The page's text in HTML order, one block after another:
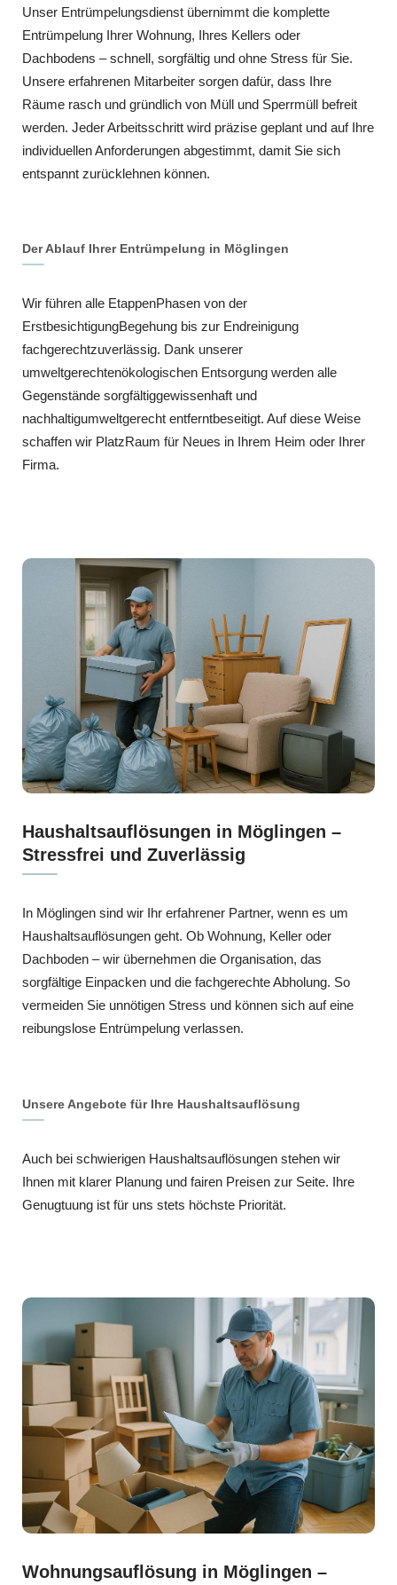
Unser Entrümpelungsdienst übernimmt die komplette
Entrümpelung Ihrer Wohnung, Ihres Kellers oder
Dachbodens – schnell, sorgfältig und ohne Stress für Sie.
Unsere erfahrenen Mitarbeiter sorgen dafür, dass Ihre
Räume rasch und gründlich von Müll und Sperrmüll befreit
werden. Jeder Arbeitsschritt wird präzise geplant und auf Ihre
individuellen Anforderungen abgestimmt, damit Sie sich
entspannt zurücklehnen können.
Der Ablauf Ihrer Entrümpelung in Möglingen
Wir führen alle EtappenPhasen von der
ErstbesichtigungBegehung bis zur Endreinigung
fachgerechtzuverlässig. Dank unserer
umweltgerechtenökologischen Entsorgung werden alle
Gegenstände sorgfältiggewissenhaft und
nachhaltigumweltgerecht entferntbeseitigt. Auf diese Weise
schaffen wir PlatzRaum für Neues in Ihrem Heim oder Ihrer
Firma.
Haushaltsauflösungen in Möglingen –
Stressfrei und Zuverlässig
In Möglingen sind wir Ihr erfahrener Partner, wenn es um
Haushaltsauflösungen geht. Ob Wohnung, Keller oder
Dachboden – wir übernehmen die Organisation, das
sorgfältige Einpacken und die fachgerechte Abholung. So
vermeiden Sie unnötigen Stress und können sich auf eine
reibungslose Entrümpelung verlassen.
Unsere Angebote für Ihre Haushaltsauflösung
Auch bei schwierigen Haushaltsauflösungen stehen wir
Ihnen mit klarer Planung und fairen Preisen zur Seite. Ihre
Genugtuung ist für uns stets höchste Priorität.
Wohnungsauflösung in Möglingen –